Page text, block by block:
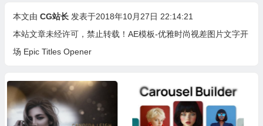
本文由 CG站长 发表于2018年10月27日 22:14:21
本站文章未经许可，禁止转载！ AE模板-优雅时尚视差图片文字开
场 Epic Titles Opener